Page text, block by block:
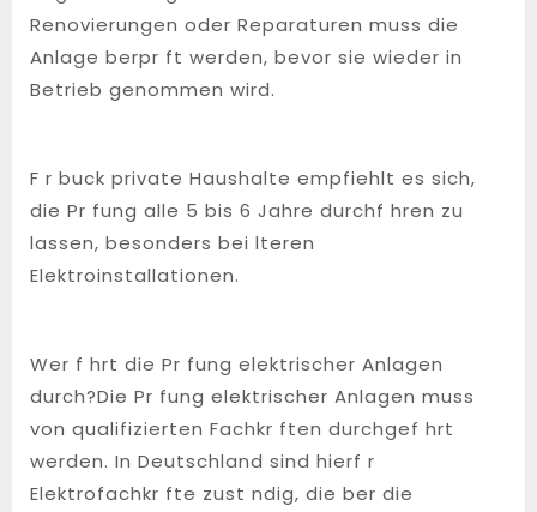
Renovierungen oder Reparaturen muss die
Anlage berpr ft werden, bevor sie wieder in
Betrieb genommen wird.
F r buck private Haushalte empfiehlt es sich,
die Pr fung alle 5 bis 6 Jahre durchf hren zu
lassen, besonders bei lteren
Elektroinstallationen.
Wer f hrt die Pr fung elektrischer Anlagen
durch?Die Pr fung elektrischer Anlagen muss
von qualifizierten Fachkr ften durchgef hrt
werden. In Deutschland sind hierf r
Elektrofachkr fte zust ndig, die ber die